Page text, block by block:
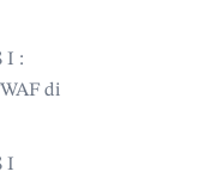
I :
di
I